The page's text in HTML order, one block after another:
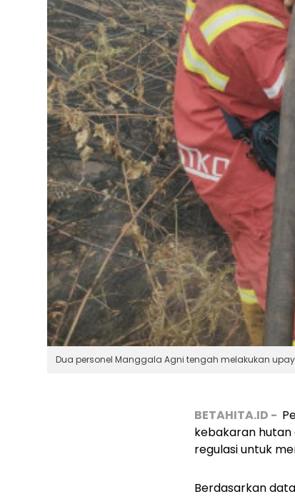
Dua personel Manggala Agni tengah melakukan
BETAHITA.ID -
kebakaran hutan
regulasi untuk
Berdasarkan